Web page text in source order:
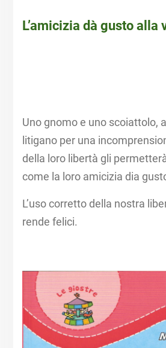
L’amicizia dà gusto alla
Uno gnomo e uno scoiattolo,
litigano per una
della loro libertà gli
come la loro amicizia dia
L’uso corretto della nostra
rende felici.